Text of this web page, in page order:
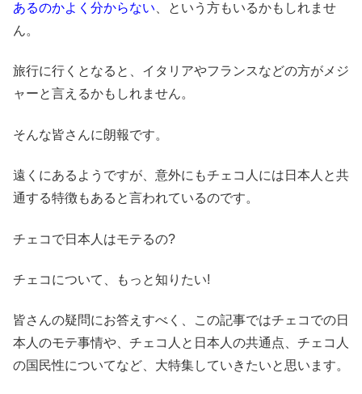
あるのかよく分からない 、という方もいるかもしれませ
ん。
旅行に行くとなると、イタリアやフランスなどの方がメジ
ャーと言えるかもしれません。
そんな皆さんに朗報です。
遠くにあるようですが、意外にもチェコ人には日本人と共
通する特徴もあると言われているのです。
チェコで日本人はモテるの?
チェコについて、もっと知りたい!
皆さんの疑問にお答えすべく、この記事ではチェコでの日
本人のモテ事情や、 チェコ人と日本人の共通点、チェコ人
の国民性についてなど、大特集していきたいと思います。